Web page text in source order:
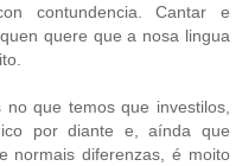
contundencia. Cantar e
quere que a nosa lingua
que temos que investilos,
por diante e, aínda que
normais diferenzas, é moito